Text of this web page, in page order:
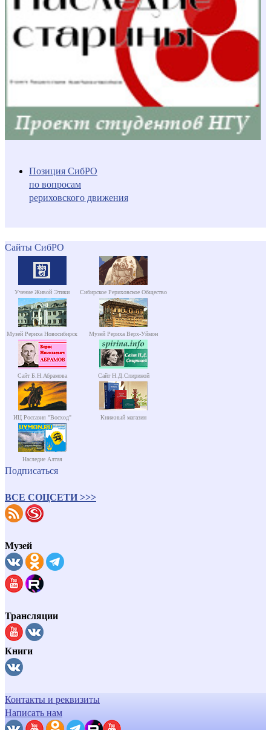
Позиция СибРО
по вопросам
рериховского движения
Сайты СибРО
Учение Живой Этики Сибирское Рериховское Общество
Музей Рериха Новосибирск Музей Рериха Верх-Уймон
Сайт Б.Н.Абрамова Сайт Н.Д.Спириной
ИЦ Россазия "Восход" Книжный магазин
Наследие Алтая
Подписаться
ВСЕ СОЦСЕТИ >>>
Музей
Трансляции
Книги
Контакты и реквизиты
Написать нам